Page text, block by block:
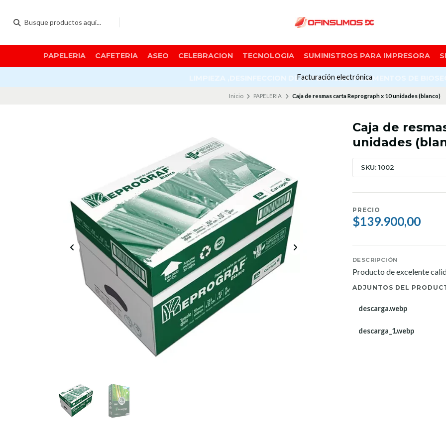
PAPELERIA CAFETERIA ASEO CELEBRACION TECNOLOGIA SUMINISTROS PARA IMPRESORA
LIMPIEZA ,DESINFECCION DE SUPERFICIES Y ELEMENTOS DE
Facturación electrónica
Inicio PAPELERIA Caja de resmas carta Reprograph x 10 unidades (blanco)
Caja de
unidades
SKU: 1002
PRECIO
$139.900,00
DESCRIPCIÓN
Producto de excelente
ADJUNTOS DEL
descarga.webp
descarga_1.webp